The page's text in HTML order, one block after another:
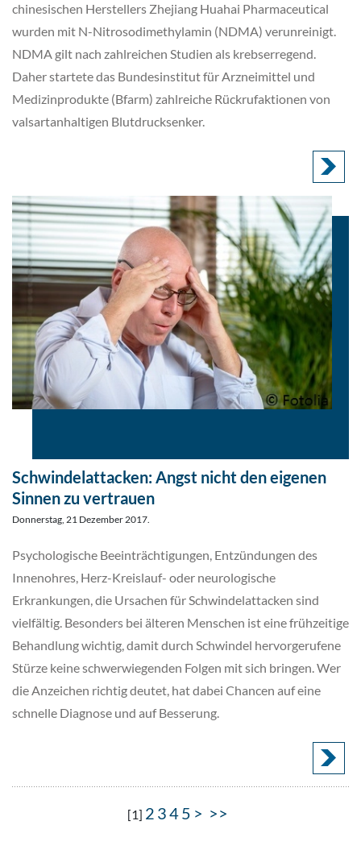
chinesischen Herstellers Zhejiang Huahai Pharmaceutical
wurden mit N-Nitrosodimethylamin (NDMA) verunreinigt.
NDMA gilt nach zahlreichen Studien als krebserregend.
Daher startete das Bundesinstitut für Arzneimittel und
Medizinprodukte (Bfarm) zahlreiche Rückrufaktionen von
valsartanhaltigen Blutdrucksenker.
Schwindelattacken: Angst nicht den eigenen
Sinnen zu vertrauen
Donnerstag, 21 Dezember 2017.
Psychologische Beeinträchtigungen, Entzündungen des
Innenohres, Herz-Kreislauf- oder neurologische
Erkrankungen, die Ursachen für Schwindelattacken sind
vielfältig. Besonders bei älteren Menschen ist eine frühzeitige
Behandlung wichtig, damit durch Schwindel hervorgerufene
Stürze keine schwerwiegenden Folgen mit sich bringen. Wer
die Anzeichen richtig deutet, hat dabei Chancen auf eine
schnelle Diagnose und auf Besserung.
[1] 2 345 > >>